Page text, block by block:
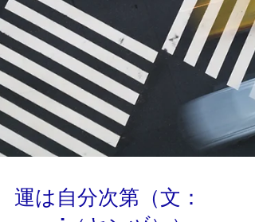
べてが、「魂が選んだ人生」とつながっていま
す。 名刺は、あなた自身の波動を伝えるツール。
だからこそ、整え、育て、磨く価値があるので
す。 たとえば、 面談前に名刺とともに深呼吸し、
「ありがとう」と心を通わせる 相手の名刺を置
き、エネルギーを合わせる 新しく作る名刺のデザ